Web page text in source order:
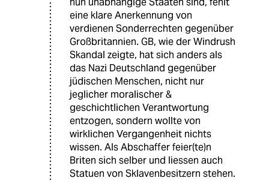
eine klare Anerkennung von
verdienen Sonderrechten gegenüber
Großbritannien. GB, wie der Windrush
Skandal zeigte, hat sich anders als
das Nazi Deutschland gegenüber
jüdischen Menschen, nicht nur
jeglicher moralischer &
geschichtlichen Verantwortung
entzogen, sondern wollte von
wirklichen Vergangenheit nichts
wissen. Als Abschaffer feier(te)n
Briten sich selber und liessen auch
Statuen von Sklavenbesitzern stehen.